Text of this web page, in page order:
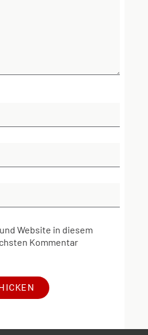
Website in diesem
Kommentar